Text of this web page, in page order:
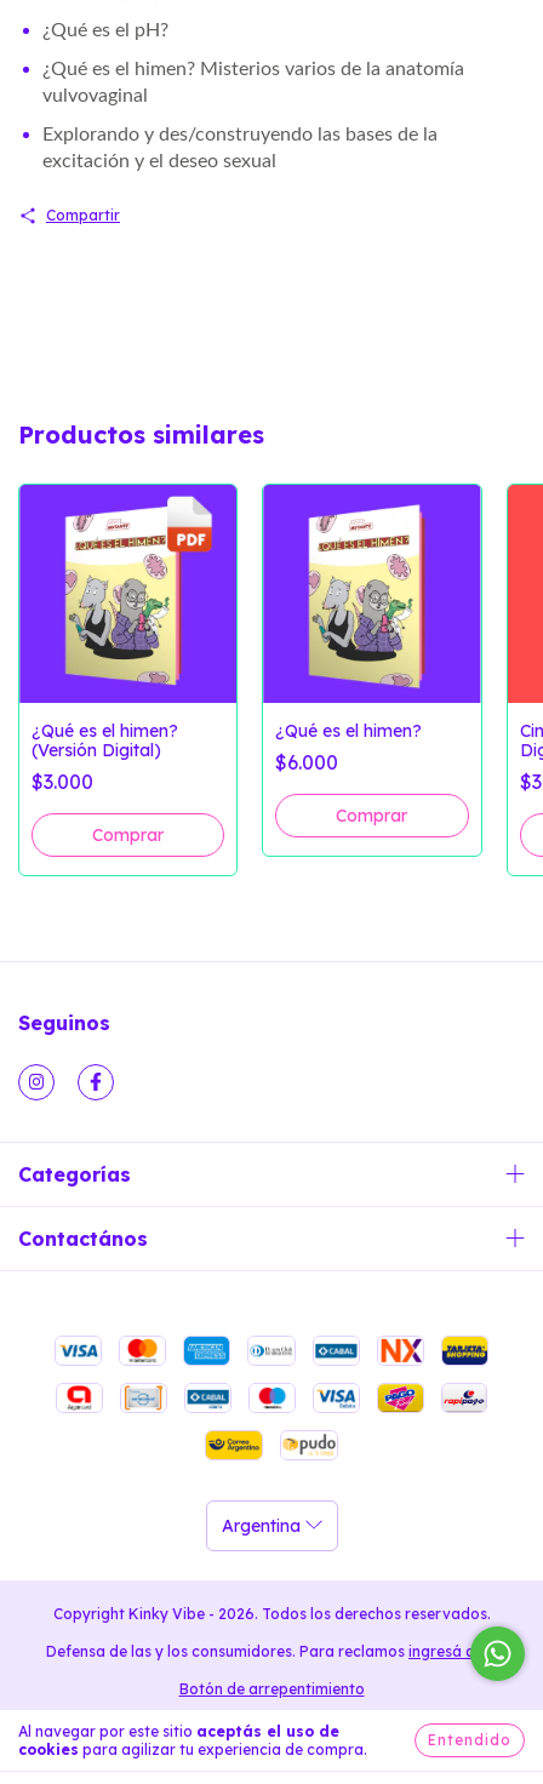
Al navegar por este sitio aceptás el uso de
cookies para agilizar tu experiencia de compra.
Entendido
¿Qué es el pH?
¿Qué es el himen? Misterios varios de la anatomía
vulvovaginal
Explorando y des/construyendo las bases de la
excitación y el deseo sexual
Compartir
Productos similares
¿Qué es el himen?
(Versión Digital)
$3.000
¿Qué es el himen?
$6.000
Seguinos
Categorías
Contactános
Copyright Kinky Vibe - 2026. Todos los derechos reservados.
Defensa de las y los consumidores. Para reclamos ingresá acá.
Botón de arrepentimiento